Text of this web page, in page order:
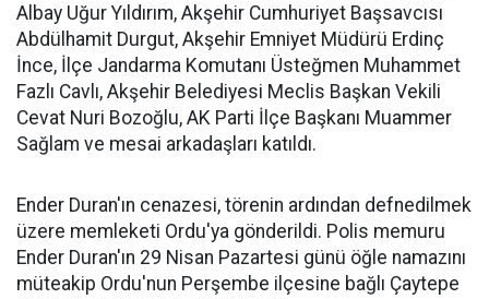
Albay Uğur Yıldırım, Akşehir Cumhuriyet Başsavcısı
Abdülhamit Durgut, Akşehir Emniyet Müdürü Erdinç
İnce, İlçe Jandarma Komutanı Üsteğmen Muhammet
Fazlı Cavlı, Akşehir Belediyesi Meclis Başkan Vekili
Cevat Nuri Bozoğlu, AK Parti İlçe Başkanı Muammer
Sağlam ve mesai arkadaşları katıldı.
Ender Duran'ın cenazesi, törenin ardından defnedilmek
üzere memleketi Ordu'ya gönderildi. Polis memuru
Ender Duran'ın 29 Nisan Pazartesi günü öğle namazını
müteakip Ordu'nun Perşembe ilçesine bağlı Çaytepe